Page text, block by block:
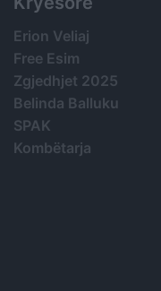
Erion Veliaj
Free Esim
Zgjedhjet 2025
Belinda Balluku
SPAK
Kombëtarja